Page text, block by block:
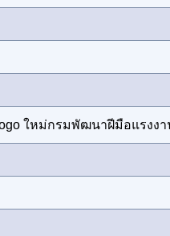
ใหม่กรมพัฒนาฝีมือแรงงา